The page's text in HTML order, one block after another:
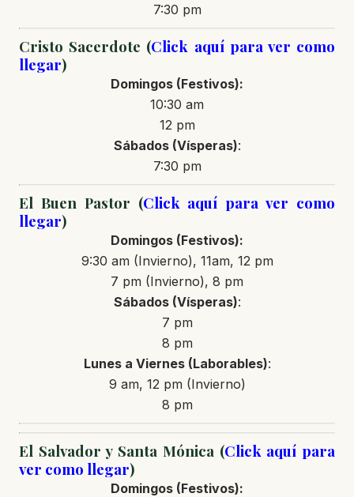
7:30 pm
Cristo Sacerdote (Click aquí para ver como
llegar)
Domingos (Festivos):
10:30 am
12 pm
Sábados (Vísperas):
7:30 pm
El Buen Pastor (Click aquí para ver como
llegar)
Domingos (Festivos):
9:30 am (Invierno), 11am, 12 pm
7 pm (Invierno), 8 pm
Sábados (Vísperas):
7 pm
8 pm
Lunes a Viernes (Laborables):
9 am, 12 pm (Invierno)
8 pm
El Salvador y Santa Mónica (Click aquí para
ver como llegar)
Domingos (Festivos):